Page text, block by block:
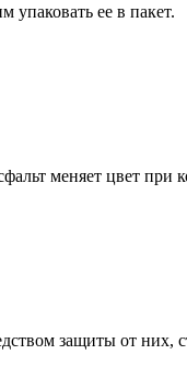
упаковать ее в пакет.
меняет цвет при
защиты от них,